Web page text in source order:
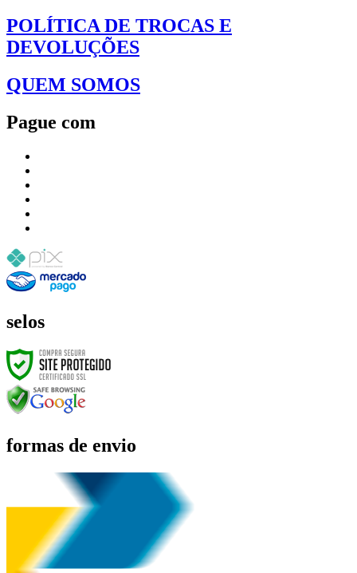
POLÍTICA DE TROCAS E
DEVOLUÇÕES
QUEM SOMOS
Pague com
selos
formas de envio